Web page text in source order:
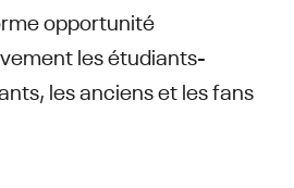
opportunité
les étudiants-
les anciens et les fans